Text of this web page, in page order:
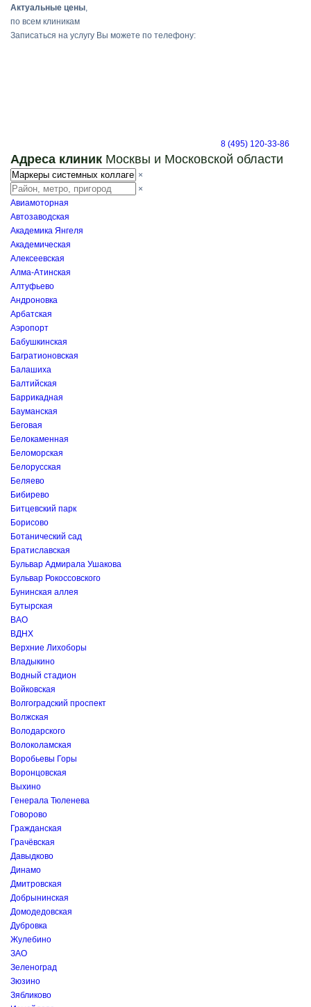
Актуальные цены,
по всем клиникам
Записаться на услугу Вы можете по телефону:
8 (495) 120-33-86
Адреса клиник Москвы и Московской области
×
×
Авиамоторная
Автозаводская
Академика Янгеля
Академическая
Алексеевская
Алма-Атинская
Алтуфьево
Андроновка
Арбатская
Аэропорт
Бабушкинская
Багратионовская
Балашиха
Балтийская
Баррикадная
Бауманская
Беговая
Белокаменная
Беломорская
Белорусская
Беляево
Бибирево
Битцевский парк
Борисово
Ботанический сад
Братиславская
Бульвар Адмирала Ушакова
Бульвар Рокоссовского
Бунинская аллея
Бутырская
ВАО
ВДНХ
Верхние Лихоборы
Владыкино
Водный стадион
Войковская
Волгоградский проспект
Волжская
Володарского
Волоколамская
Воробьевы Горы
Воронцовская
Выхино
Генерала Тюленева
Говорово
Гражданская
Грачёвская
Давыдково
Динамо
Дмитровская
Добрынинская
Домодедовская
Дубровка
Жулебино
ЗАО
Зеленоград
Зюзино
Зябликово